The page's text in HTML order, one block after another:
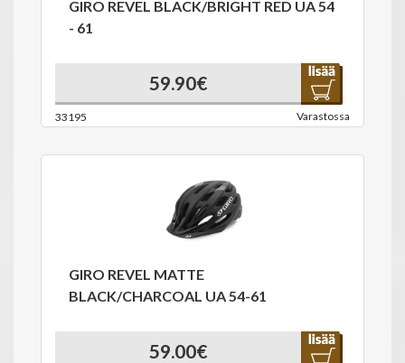
GIRO REVEL BLACK/BRIGHT RED UA 54
- 61
59.90€
33195 Varastossa
GIRO REVEL MATTE
BLACK/CHARCOAL UA 54-61
59.00€